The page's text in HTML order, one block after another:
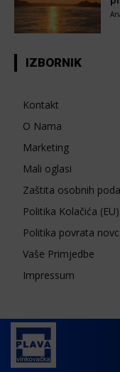
IZBORNIK
Kontakt
O Nama
Marketing
Mali oglasi
Zaštita osobnih
Politika Kolačića (EU)
Politika povrata
Vaše Primjedbe
Impressum